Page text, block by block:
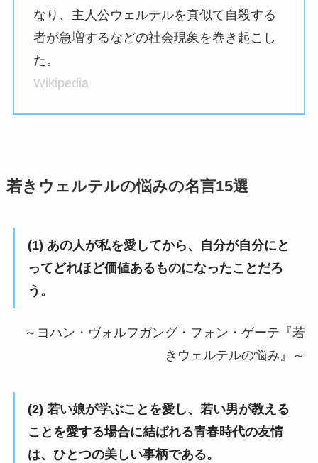
なり、主人公ウェルテルを真似て自殺する
者が急増するなどの社会現象を巻き起こし
た。
Wikipedia
若きウェルテルの悩みの名言15選
(1) あの人が私を愛してから、自分が自分にと
ってどれほど価値あるものになったことだろ
う。
～ヨハン・ヴォルフガング・フォン・ゲーテ『若
きウェルテルの悩み』～
(2) 若い娘が学ぶことを愛し、若い男が教える
ことを愛する場合に結ばれる青春時代の友情
は、ひとつの美しい事柄である。